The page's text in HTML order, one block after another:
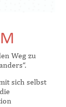
Weg zu
sich selbst